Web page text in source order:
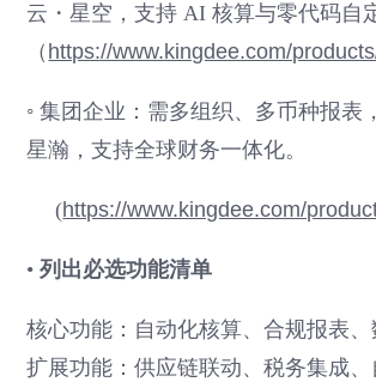
云・星空，支持 AI 核算与零代码自
（ https://www.kingdee.com/
◦ 集团企业：需多组织、多币种报表
星瀚，支持全球财务一体化。
(https://www.kingdee.com/
•列出必选功能清单
核心功能：自动化核算、合规报表、
扩展功能：供应链联动、税务集成、